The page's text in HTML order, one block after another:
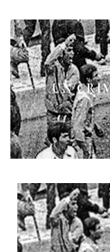
UN
VICENTE
UN